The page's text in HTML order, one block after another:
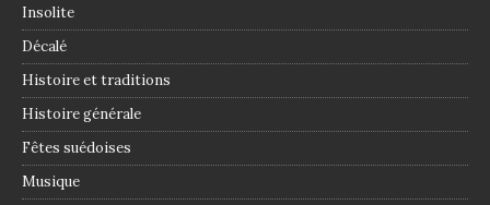
Insolite
Décalé
Histoire et traditions
Histoire générale
Fêtes suédoises
Musique